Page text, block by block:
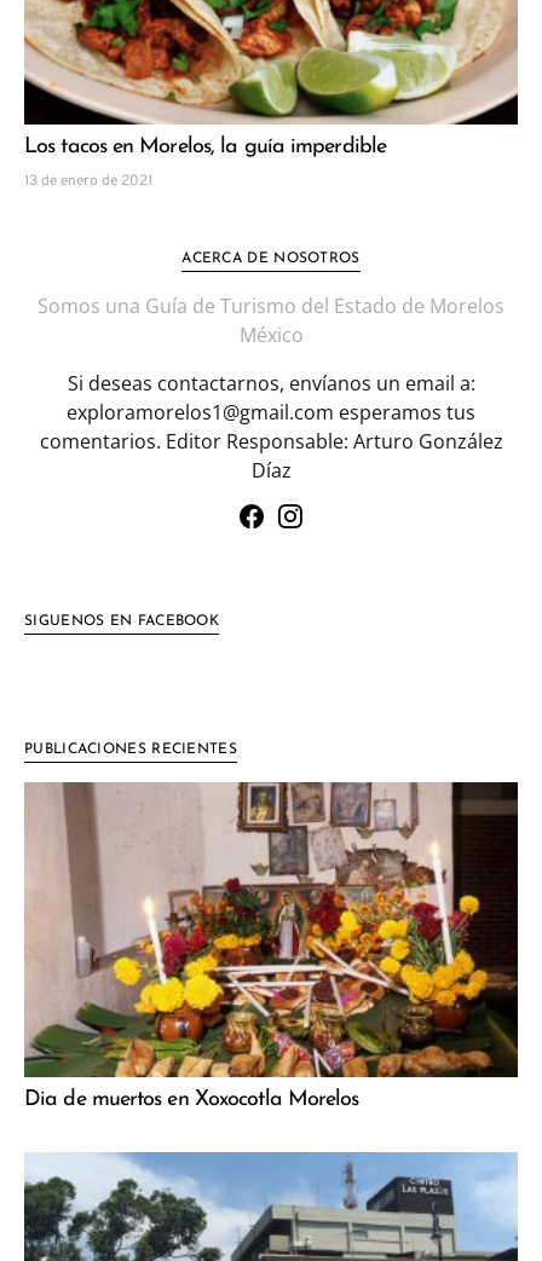
Los tacos en Morelos, la guía imperdible
13 de enero de 2021
ACERCA DE NOSOTROS
Somos una Guía de Turismo del Estado de Morelos
México
Si deseas contactarnos, envíanos un email a:
exploramorelos1@gmail.com esperamos tus
comentarios. Editor Responsable: Arturo González
Díaz
SIGUENOS EN FACEBOOK
PUBLICACIONES RECIENTES
Dia de muertos en Xoxocotla Morelos